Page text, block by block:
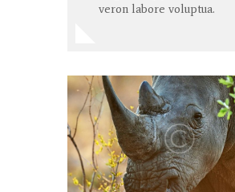
veron labore voluptua.